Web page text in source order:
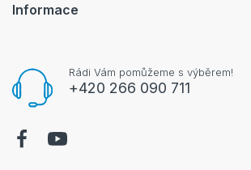
Rádi Vám pomůžeme s výběrem!
+420 266 090 711
Informace